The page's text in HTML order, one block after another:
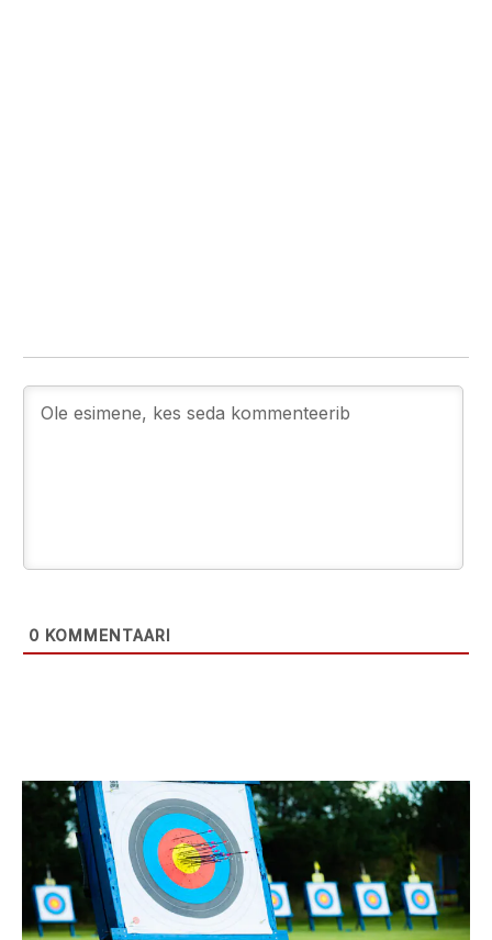
0 KOMMENTAARI